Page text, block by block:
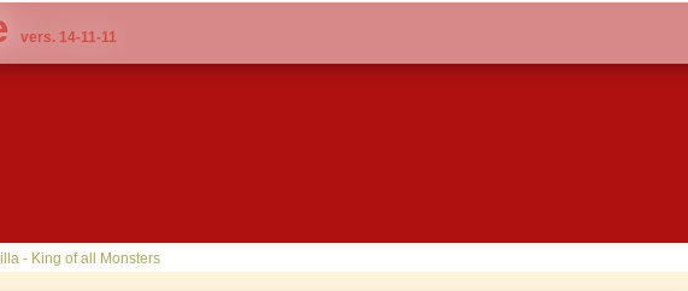
vers. 14-11-11
- King of all Monsters